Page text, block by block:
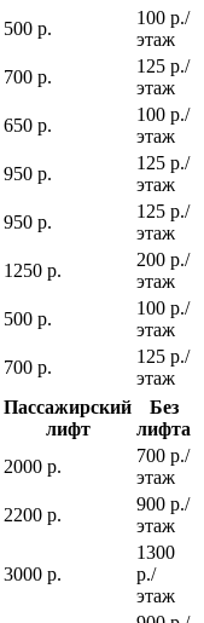
500 р.
100 р./
этаж
700 р.
125 р./
этаж
650 р.
100 р./
этаж
950 р.
125 р./
этаж
950 р.
125 р./
этаж
1250 р.
200 р./
этаж
500 р.
100 р./
этаж
700 р.
125 р./
этаж
Пассажирский
лифт
Без
лифта
2000 р.
700 р./
этаж
2200 р.
900 р./
этаж
3000 р.
1300
р./
этаж